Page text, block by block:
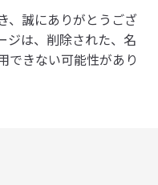
、誠にありがとうござ
ジは、削除された、名
できない可能性があり